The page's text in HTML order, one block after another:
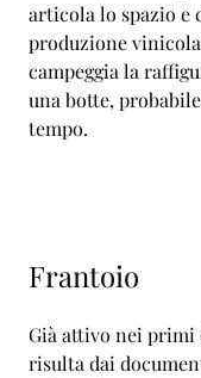
articola lo spazio e
produzione
campeggia la
una botte,
tempo.
Frantoio
Già attivo nei primi
risulta dai